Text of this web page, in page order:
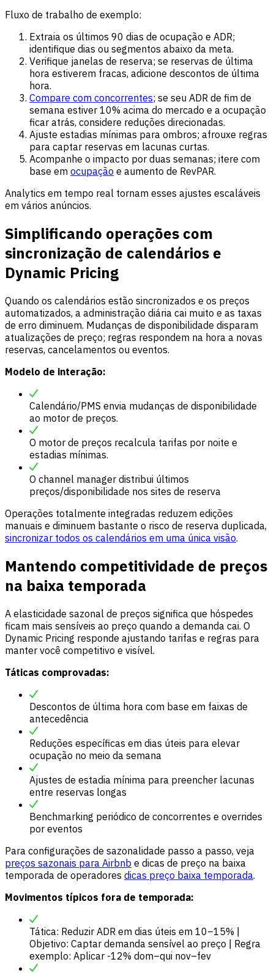
Fluxo de trabalho de exemplo:
Extraia os últimos 90 dias de ocupação e ADR;
identifique dias ou segmentos abaixo da meta.
Verifique janelas de reserva; se reservas de última
hora estiverem fracas, adicione descontos de última
hora.
Compare com concorrentes; se seu ADR de fim de
semana estiver 10% acima do mercado e a ocupação
ficar atrás, considere reduções direcionadas.
Ajuste estadias mínimas para ombros; afrouxe regras
para captar reservas em lacunas curtas.
Acompanhe o impacto por duas semanas; itere com
base em ocupação e aumento de RevPAR.
Analytics em tempo real tornam esses ajustes escaláveis
em vários anúncios.
Simplificando operações com
sincronização de calendários e
Dynamic Pricing
Quando os calendários estão sincronizados e os preços
automatizados, a administração diária cai muito e as taxas
de erro diminuem. Mudanças de disponibilidade disparam
atualizações de preço; regras respondem na hora a novas
reservas, cancelamentos ou eventos.
Modelo de interação:
Calendário/PMS envia mudanças de disponibilidade
ao motor de preços.
O motor de preços recalcula tarifas por noite e
estadias mínimas.
O channel manager distribui últimos
preços/disponibilidade nos sites de reserva
Operações totalmente integradas reduzem edições
manuais e diminuem bastante o risco de reserva duplicada,
sincronizar todos os calendários em uma única visão.
Mantendo competitividade de preços
na baixa temporada
A elasticidade sazonal de preços significa que hóspedes
ficam mais sensíveis ao preço quando a demanda cai. O
Dynamic Pricing responde ajustando tarifas e regras para
manter você competitivo e visível.
Táticas comprovadas:
Descontos de última hora com base em faixas de
antecedência
Reduções específicas em dias úteis para elevar
ocupação no meio da semana
Ajustes de estadia mínima para preencher lacunas
entre reservas longas
Benchmarking periódico de concorrentes e overrides
por eventos
Para configurações de sazonalidade passo a passo, veja
preços sazonais para Airbnb e dicas de preço na baixa
temporada de operadores dicas preço baixa temporada.
Movimentos típicos fora de temporada:
Tática: Reduzir ADR em dias úteis em 10–15% |
Objetivo: Captar demanda sensível ao preço | Regra
exemplo: Aplicar -12% dom–qui nov–fev